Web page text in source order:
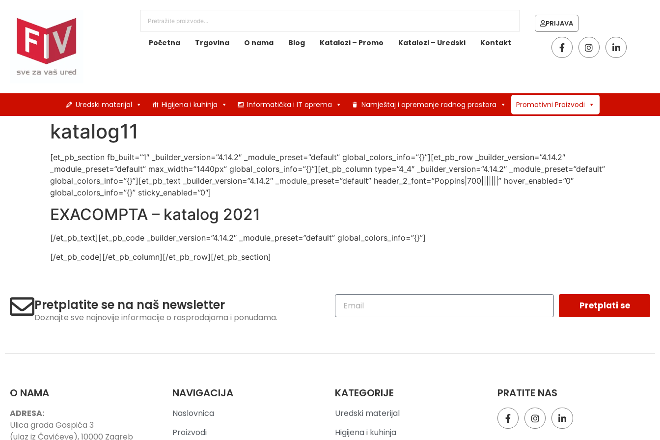
Početna Trgovina O nama Blog Katalozi – Promo Katalozi – Uredski Kontakt
PRIJAVA
Uredski materijal Higijena i kuhinja Informatička i IT oprema Namještaj i opremanje radnog prostora Promotivni Proizvodi
katalog11
[et_pb_section fb_built=”1″ _builder_version=”4.14.2″ _module_preset=”default” global_colors_info=”{}”][et_pb_row _builder_version=”4.14.2″
_module_preset=”default” max_width=”1440px” global_colors_info=”{}”][et_pb_column type=”4_4″ _builder_version=”4.14.2″ _module_preset=”default”
global_colors_info=”{}”][et_pb_text _builder_version=”4.14.2″ _module_preset=”default” header_2_font=”Poppins|700|||||||” hover_enabled=”0″
global_colors_info=”{}” sticky_enabled=”0″]
EXACOMPTA – katalog 2021
[/et_pb_text][et_pb_code _builder_version=”4.14.2″ _module_preset=”default” global_colors_info=”{}”]
[/et_pb_code][/et_pb_column][/et_pb_row][/et_pb_section]
Pretplatite se na naš newsletter
Doznajte sve najnovije informacije o rasprodajama i ponudama.
Pretplati se
O NAMA
ADRESA:
Ulica grada Gospića 3
(ulaz iz Čavićeve), 10000 Zagreb
NAVIGACIJA
Naslovnica
Proizvodi
KATEGORIJE
Uredski materijal
Higijena i kuhinja
PRATITE NAS